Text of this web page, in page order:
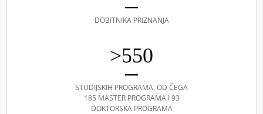
DOBITNIKA PRIZNANJA
>550
STUDIJSKIH PROGRAMA, OD ČEGA
185 MASTER PROGRAMA I 93
DOKTORSKA PROGRAMA